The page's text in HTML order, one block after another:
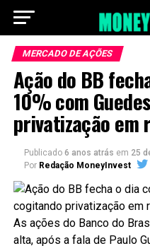
MERCADO DE AÇÕES
Ação do BB
10% com
privatização em
Publicado 6 anos atrás em 25
Por Redação MoneyInvest
As ações do Banco do
alta, após a fala de Paulo